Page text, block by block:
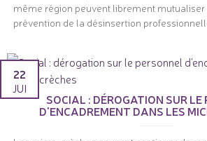
même région peuvent librement
prévention de la désinsertion
SOCIAL : DÉROGATION SUR LE
D'ENCADREMENT DANS LES
22
JUI